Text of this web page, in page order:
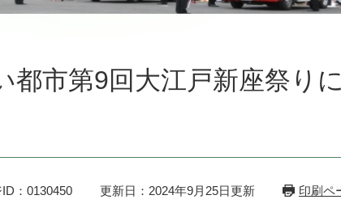
都市第9回大江戸新座祭り
：0130450 更新日：2024年9月25日更新 印刷ペ